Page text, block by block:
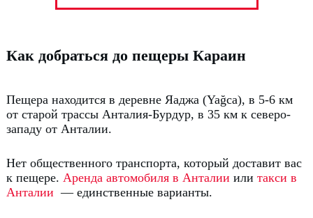
Как добраться до пещеры Караин
Пещера находится в деревне Яаджа (Yağca), в 5-6 км
от старой трассы Анталия-Бурдур, в 35 км к северо-
западу от Анталии.
Нет общественного транспорта, который доставит вас
к пещере. Аренда автомобиля в Анталии или такси в
Анталии — единственные варианты.